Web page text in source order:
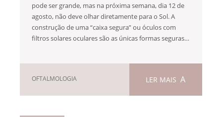
pode ser grande, mas na próxima semana, dia 12 de
agosto, não deve olhar diretamente para o Sol. A
construção de uma “caixa segura” ou óculos com
filtros solares oculares são as únicas formas seguras…
OFTALMOLOGIA LER MAIS